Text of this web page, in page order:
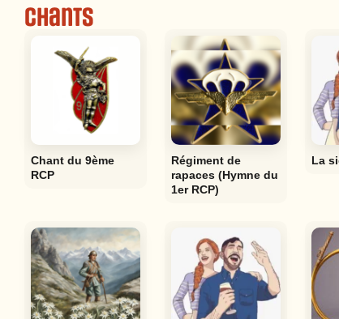
Chants
Chant du 9ème
RCP
Régiment de
rapaces (Hymne du
1er RCP)
La